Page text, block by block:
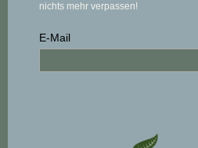
nichts mehr verpassen!
E-Mail